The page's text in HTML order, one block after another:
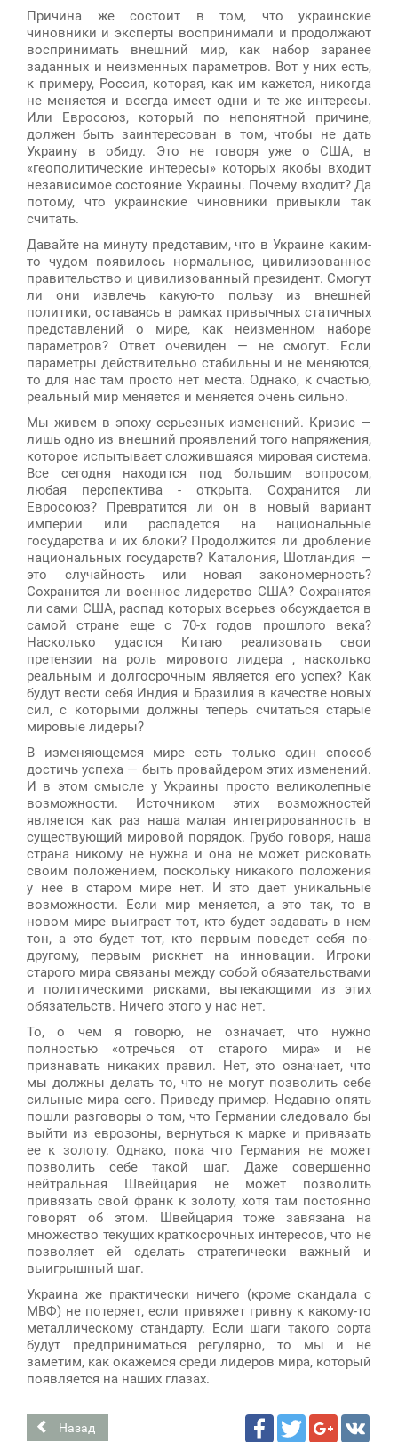
Причина же состоит в том, что украинские
чиновники и эксперты воспринимали и продолжают
воспринимать внешний мир, как набор заранее
заданных и неизменных параметров. Вот у них есть,
к примеру, Россия, которая, как им кажется, никогда
не меняется и всегда имеет одни и те же интересы.
Или Евросоюз, который по непонятной причине,
должен быть заинтересован в том, чтобы не дать
Украину в обиду. Это не говоря уже о США, в
«геополитические интересы» которых якобы входит
независимое состояние Украины. Почему входит? Да
потому, что украинские чиновники привыкли так
считать.
Давайте на минуту представим, что в Украине каким-
то чудом появилось нормальное, цивилизованное
правительство и цивилизованный президент. Смогут
ли они извлечь какую-то пользу из внешней
политики, оставаясь в рамках привычных статичных
представлений о мире, как неизменном наборе
параметров? Ответ очевиден — не смогут. Если
параметры действительно стабильны и не меняются,
то для нас там просто нет места. Однако, к счастью,
реальный мир меняется и меняется очень сильно.
Мы живем в эпоху серьезных изменений. Кризис —
лишь одно из внешний проявлений того напряжения,
которое испытывает сложившаяся мировая система.
Все сегодня находится под большим вопросом,
любая перспектива - открыта. Сохранится ли
Евросоюз? Превратится ли он в новый вариант
империи или распадется на национальные
государства и их блоки? Продолжится ли дробление
национальных государств? Каталония, Шотландия —
это случайность или новая закономерность?
Сохранится ли военное лидерство США? Сохранятся
ли сами США, распад которых всерьез обсуждается в
самой стране еще с 70-х годов прошлого века?
Насколько удастся Китаю реализовать свои
претензии на роль мирового лидера , насколько
реальным и долгосрочным является его успех? Как
будут вести себя Индия и Бразилия в качестве новых
сил, с которыми должны теперь считаться старые
мировые лидеры?
В изменяющемся мире есть только один способ
достичь успеха — быть провайдером этих изменений.
И в этом смысле у Украины просто великолепные
возможности. Источником этих возможностей
является как раз наша малая интегрированность в
существующий мировой порядок. Грубо говоря, наша
страна никому не нужна и она не может рисковать
своим положением, поскольку никакого положения
у нее в старом мире нет. И это дает уникальные
возможности. Если мир меняется, а это так, то в
новом мире выиграет тот, кто будет задавать в нем
тон, а это будет тот, кто первым поведет себя по-
другому, первым рискнет на инновации. Игроки
старого мира связаны между собой обязательствами
и политическими рисками, вытекающими из этих
обязательств. Ничего этого у нас нет.
То, о чем я говорю, не означает, что нужно
полностью «отречься от старого мира» и не
признавать никаких правил. Нет, это означает, что
мы должны делать то, что не могут позволить себе
сильные мира сего. Приведу пример. Недавно опять
пошли разговоры о том, что Германии следовало бы
выйти из еврозоны, вернуться к марке и привязать
ее к золоту. Однако, пока что Германия не может
позволить себе такой шаг. Даже совершенно
нейтральная Швейцария не может позволить
привязать свой франк к золоту, хотя там постоянно
говорят об этом. Швейцария тоже завязана на
множество текущих краткосрочных интересов, что не
позволяет ей сделать стратегически важный и
выигрышный шаг.
Украина же практически ничего (кроме скандала с
МВФ) не потеряет, если привяжет гривну к какому-то
металлическому стандарту. Если шаги такого сорта
будут предприниматься регулярно, то мы и не
заметим, как окажемся среди лидеров мира, который
появляется на наших глазах.
Назад FacebookTwitterGoogle+